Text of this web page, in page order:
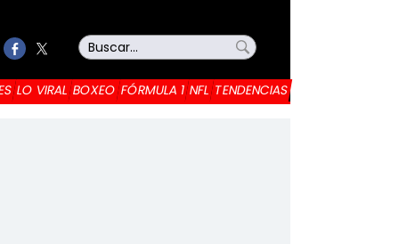
LO VIRAL BOXEO FÓRMULA 1 NFL TENDENCIAS